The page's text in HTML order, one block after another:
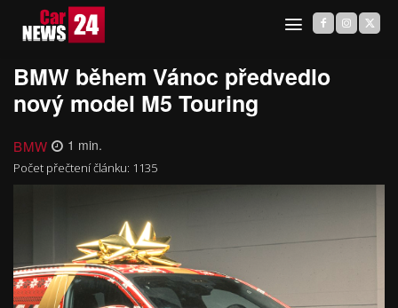
BMW během Vánoc předvedlo
nový model M5 Touring
BMW 1 min.
Počet přečtení článku: 1135